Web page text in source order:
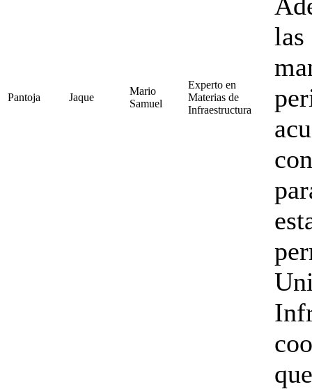
Pantoja Jaque
Mario
Samuel
Experto en
Materias de
Infraestructura
las